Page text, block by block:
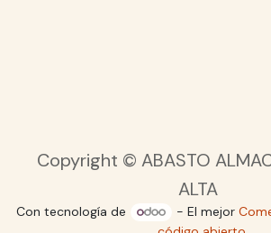
Copyright © ABASTO
ALTA
Con tecnología de - El mejor